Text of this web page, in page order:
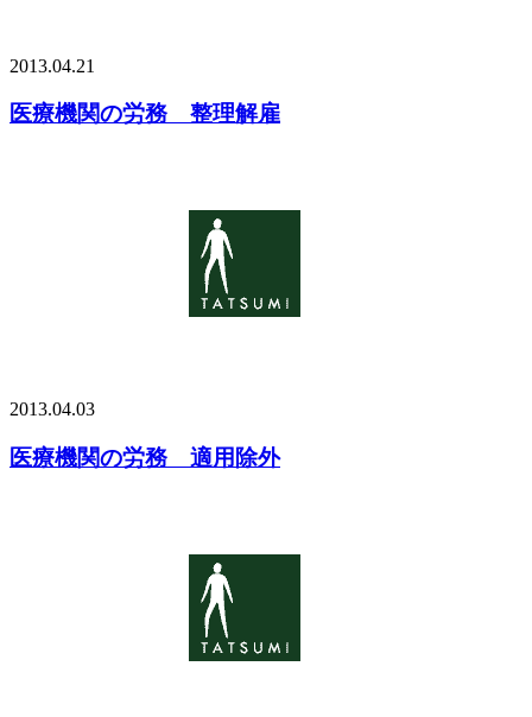
2013.04.21
医療機関の労務 整理解雇
2013.04.03
医療機関の労務 適用除外